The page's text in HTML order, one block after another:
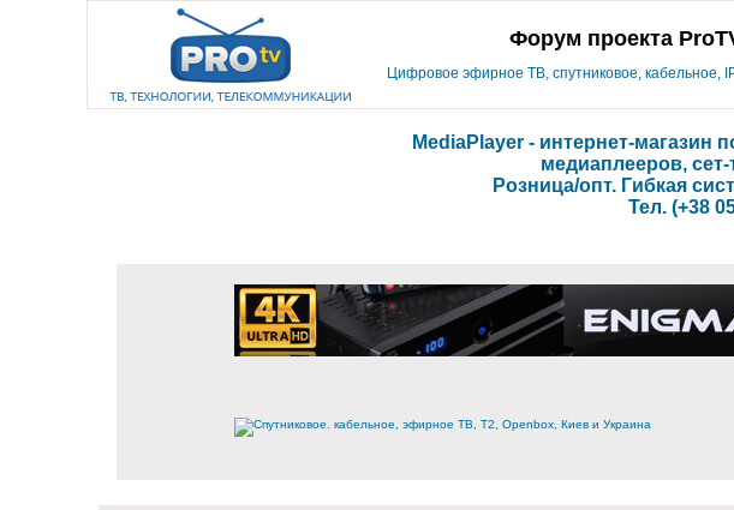
Форум проекта
Цифровое эфирное ТВ, спутниковое, кабельное,
MediaPlayer - интернет-магазин
медиаплееров,
Розница/опт. Гибкая
Тел. (+38